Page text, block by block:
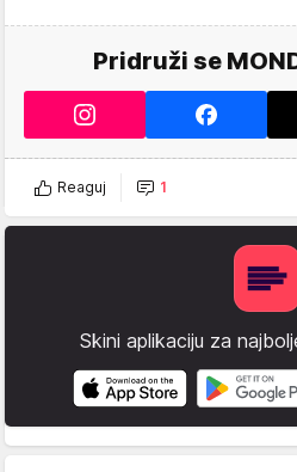
Pridruži se
Reaguj 1
Skini aplikaciju za